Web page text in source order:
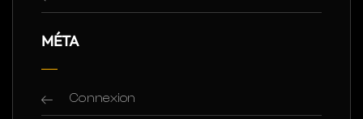
MÉTA
Connexion